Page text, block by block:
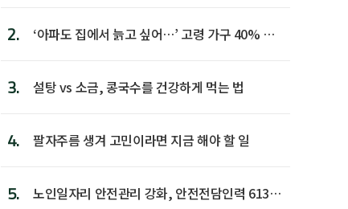
2.
‘아파도 집에서 늙고 싶어…’ 고령 가구 40% 노
3. 설탕 vs 소금, 콩국수를 건강하게 먹는 법
4. 팔자주름 생겨 고민이라면 지금 해야 할 일
5.
노인일자리 안전관리 강화, 안전전담인력 613명